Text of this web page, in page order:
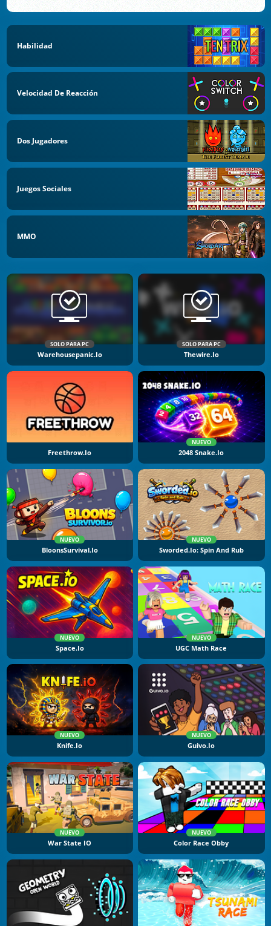
Habilidad
Velocidad De Reacción
Dos Jugadores
Juegos Sociales
MMO
SOLO PARA PC
Warehousepanic.io
SOLO PARA PC
Thewire.io
Freethrow.io
NUEVO
2048 Snake.io
NUEVO
BloonsSurvival.io
NUEVO
Sworded.io: Spin And Rub
NUEVO
Space.io
NUEVO
UGC Math Race
NUEVO
Knife.io
NUEVO
Guivo.io
NUEVO
War State IO
NUEVO
Color Race Obby